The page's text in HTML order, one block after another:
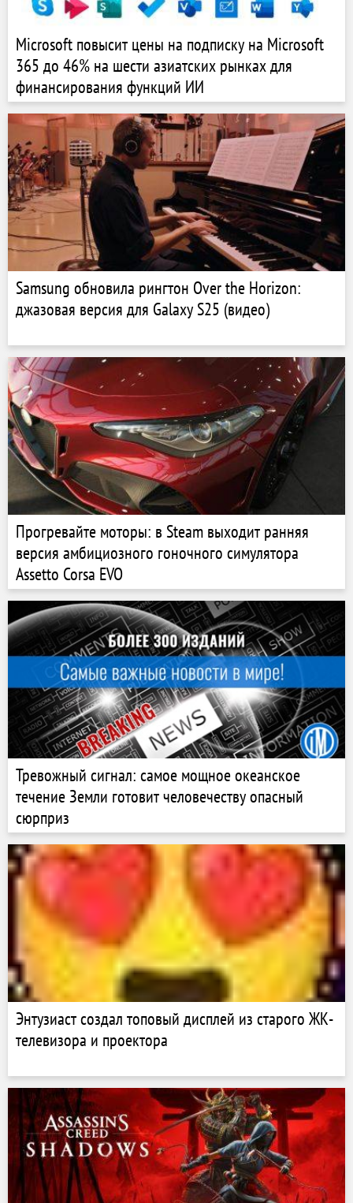
Microsoft повысит цены на подписку на Microsoft
365 до 46% на шести азиатских рынках для
финансирования функций ИИ
Samsung обновила рингтон Over the Horizon:
джазовая версия для Galaxy S25 (видео)
Прогревайте моторы: в Steam выходит ранняя
версия амбициозного гоночного симулятора
Assetto Corsa EVO
Тревожный сигнал: самое мощное океанское
течение Земли готовит человечеству опасный
сюрприз
Энтузиаст создал топовый дисплей из старого ЖК-
телевизора и проектора